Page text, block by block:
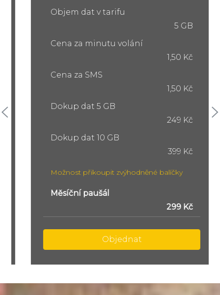
Objem dat v tarifu
5 GB
Cena za minutu volání
1,50 Kč
Cena za SMS
1,50 Kč
Dokup dat 5 GB
249 Kč
Dokup dat 10 GB
399 Kč
Možnost přikoupit zvýhodněné balíčky
Měsíční paušál
299 Kč
Objednat